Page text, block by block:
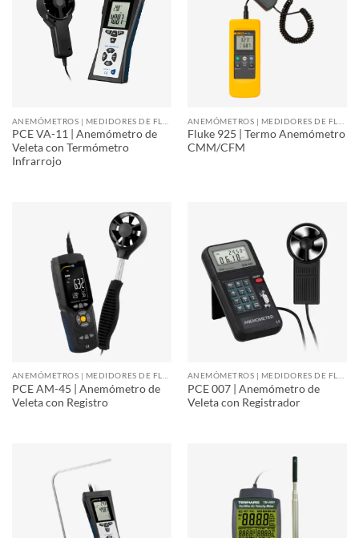
PCE VA-11 | Anemómetro de
Veleta con Termómetro
Infrarrojo
Fluke 925 | Termo Anemómetro
CMM/CFM
PCE AM-45 | Anemómetro de
Veleta con Registro
PCE 007 | Anemómetro de
Veleta con Registrador